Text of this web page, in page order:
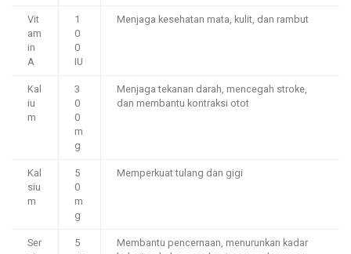
Vit
am
in
A
1
0
0
IU
Menjaga kesehatan mata, kulit, dan rambut
Kal
iu
m
3
0
0
m
g
Menjaga tekanan darah, mencegah stroke,
dan membantu kontraksi otot
Kal
siu
m
5
0
m
g
Memperkuat tulang dan gigi
Ser
5
Membantu pencernaan, menurunkan kadar